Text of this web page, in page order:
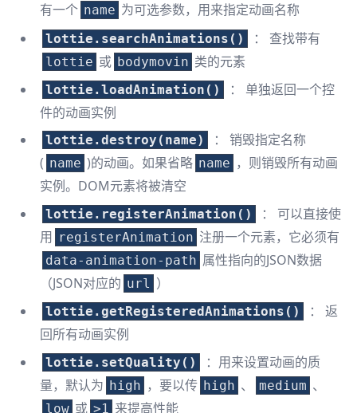
有一个 name 为可选参数，用来指定动画名称
lottie.searchAnimations() ： 查找带有
lottie 或 bodymovin 类的元素
lottie.loadAnimation()
： 单独返回一个控
件的动画实例
lottie.destroy(name)
： 销毁指定名称
( name )的动画。如果省略 name ，则销毁所有动画
实例。DOM元素将被清空
lottie.registerAnimation()
： 可以直接使
用 registerAnimation 注册一个元素，它必须有
data-animation-path 属性指向的JSON数据
（JSON对应的 url ）
lottie.getRegisteredAnimations()
： 返
回所有动画实例
lottie.setQuality()
：用来设置动画的质
量，默认为 high ，要以传 high 、 medium 、
low 或 >1 来提高性能